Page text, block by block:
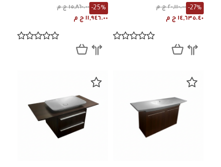
٢٠,١١٠.٠٠ ج م -27%
١٤,٦٣٥.٤٠ ج م
١٥,٨٦٠.٠٠ ج م -25%
١١,٩٤٦.٠٠ ج م